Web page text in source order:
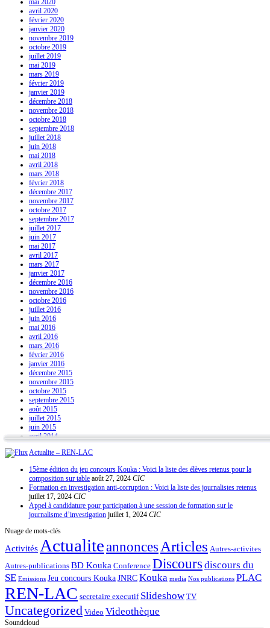
mai 2020
avril 2020
février 2020
janvier 2020
novembre 2019
octobre 2019
juillet 2019
mai 2019
mars 2019
février 2019
janvier 2019
décembre 2018
novembre 2018
octobre 2018
septembre 2018
juillet 2018
juin 2018
mai 2018
avril 2018
mars 2018
février 2018
décembre 2017
novembre 2017
octobre 2017
septembre 2017
juillet 2017
juin 2017
mai 2017
avril 2017
mars 2017
janvier 2017
décembre 2016
novembre 2016
octobre 2016
juillet 2016
juin 2016
mai 2016
avril 2016
mars 2016
février 2016
janvier 2016
décembre 2015
novembre 2015
octobre 2015
septembre 2015
août 2015
juillet 2015
juin 2015
avril 2014
Actualite – REN-LAC
15ème édition du jeu concours Kouka : Voici la liste des élèves retenus pour la
composition sur table août 27, 2024 CIC
Formation en investigation anti-corruption : Voici la liste des journalistes retenus
juillet 17, 2024 CIC
Appel à candidature pour participation à une session de formation sur le
journalisme d’investigation juillet 1, 2024 CIC
Nuage de mots-clés
Activités Actualiteannonces Articles Autres-activites
Autres-publications BD Kouka Conference Discours discours du
SE Emissions Jeu concours KoukaJNRCKouka media Nos publications PLAC
REN-LAC secretaire executif Slideshow TV
Uncategorized Video Videothèque
Soundcloud